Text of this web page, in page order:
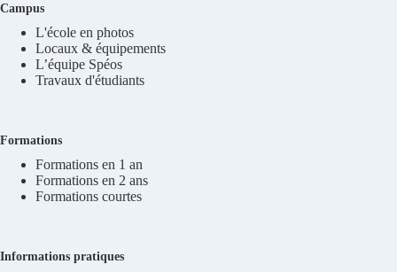
Campus
L'école en photos
Locaux & équipements
L’équipe Spéos
Travaux d'étudiants
Formations
Formations en 1 an
Formations en 2 ans
Formations courtes
Informations pratiques